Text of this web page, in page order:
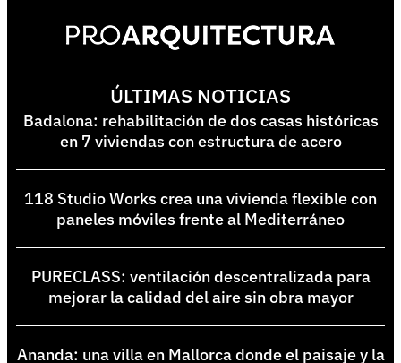
ÚLTIMAS NOTICIAS
Badalona: rehabilitación de dos casas históricas
en 7 viviendas con estructura de acero
118 Studio Works crea una vivienda flexible con
paneles móviles frente al Mediterráneo
PURECLASS: ventilación descentralizada para
mejorar la calidad del aire sin obra mayor
Ananda: una villa en Mallorca donde el paisaje y la